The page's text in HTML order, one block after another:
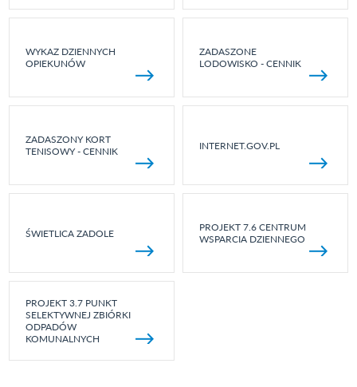
WYKAZ DZIENNYCH
OPIEKUNÓW
ZADASZONE
LODOWISKO - CENNIK
ZADASZONY KORT
TENISOWY - CENNIK
INTERNET.GOV.PL
ŚWIETLICA ZADOLE
PROJEKT 7.6 CENTRUM
WSPARCIA DZIENNEGO
PROJEKT 3.7 PUNKT
SELEKTYWNEJ ZBIÓRKI
ODPADÓW
KOMUNALNYCH